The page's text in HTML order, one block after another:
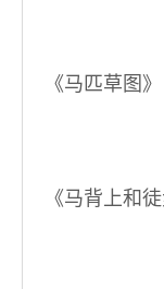
《马匹草图
《马背上和